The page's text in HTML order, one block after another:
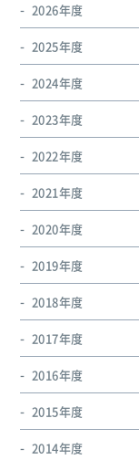
2026年度
2025年度
2024年度
2023年度
2022年度
2021年度
2020年度
2019年度
2018年度
2017年度
2016年度
2015年度
2014年度